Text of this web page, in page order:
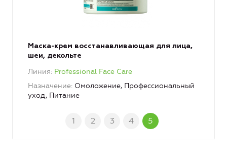
Маска-крем восстанавливающая для лица,
шеи, декольте
Линия Professional Face Care
Назначение Омоложение, Профессиональный
уход, Питание
1 2 3 4 5